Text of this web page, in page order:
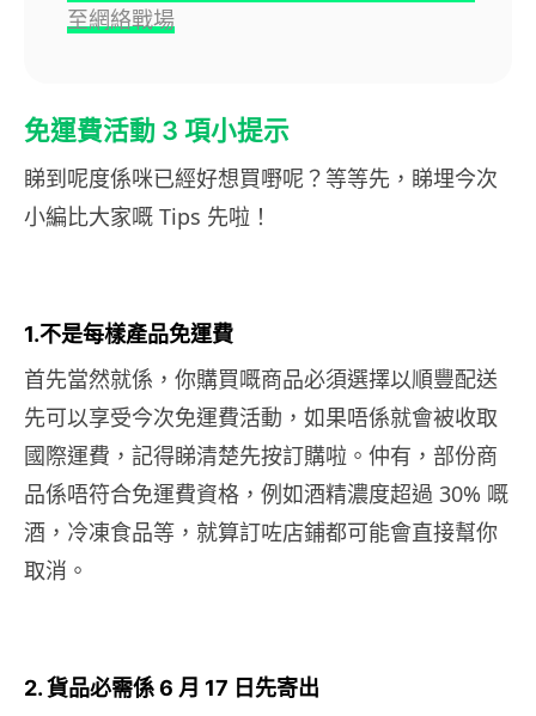
至網絡戰場
免運費活動 3 項小提示
睇到呢度係咪已經好想買嘢呢？等等先，睇埋今次
小編比大家嘅 Tips 先啦！
1.不是每樣產品免運費
首先當然就係，你購買嘅商品必須選擇以順豐配送
先可以享受今次免運費活動，如果唔係就會被收取
國際運費，記得睇清楚先按訂購啦。仲有，部份商
品係唔符合免運費資格，例如酒精濃度超過 30% 嘅
酒，冷凍食品等，就算訂咗店鋪都可能會直接幫你
取消。
2. 貨品必需係 6 月 17 日先寄出